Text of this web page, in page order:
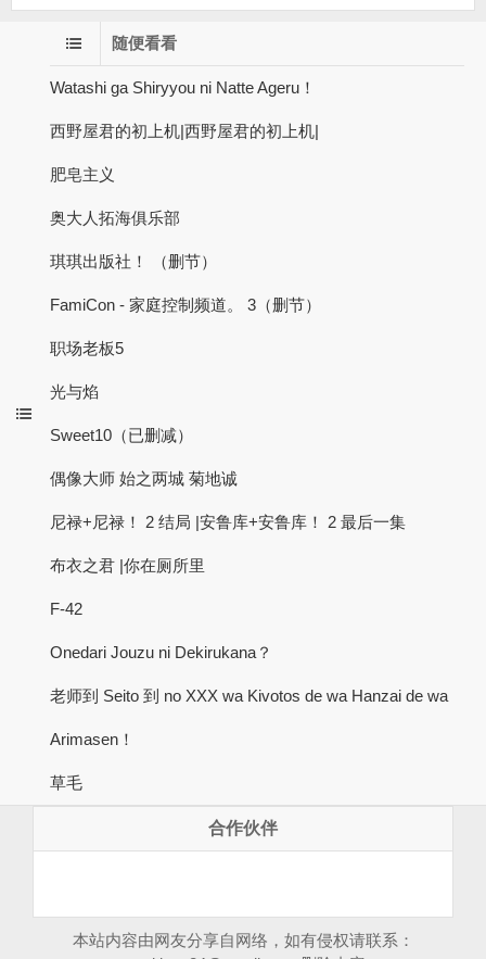
随便看看
Watashi ga Shiryyou ni Natte Ageru！
西野屋君的初上机|西野屋君的初上机|
肥皂主义
奥大人拓海俱乐部
琪琪出版社！ （删节）
FamiCon - 家庭控制频道。 3（删节）
职场老板5
光与焰
Sweet10（已删减）
偶像大师 始之两城 菊地诚
尼禄+尼禄！ 2 结局 |安鲁库+安鲁库！ 2 最后一集
布衣之君 |你在厕所里
F-42
Onedari Jouzu ni Dekirukana？
老师到 Seito 到 no XXX wa Kivotos de wa Hanzai de wa
Arimasen！
草毛
合作伙伴
本站内容由网友分享自网络，如有侵权请联系：